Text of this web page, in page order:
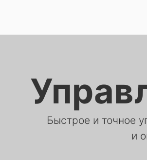
Быстрое и точное
и